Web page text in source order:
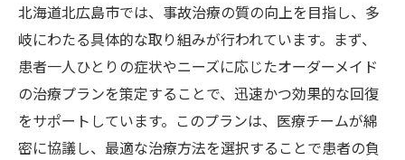
北海道北広島市では、事故治療の質の向上を目指し、多
岐にわたる具体的な取り組みが行われています。まず、
患者一人ひとりの症状やニーズに応じたオーダーメイド
の治療プランを策定することで、迅速かつ効果的な回復
をサポートしています。このプランは、医療チームが綿
密に協議し、最適な治療方法を選択することで患者の負